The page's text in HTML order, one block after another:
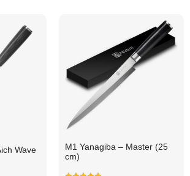
Wave
M1 Yanagiba – Master (25
cm)